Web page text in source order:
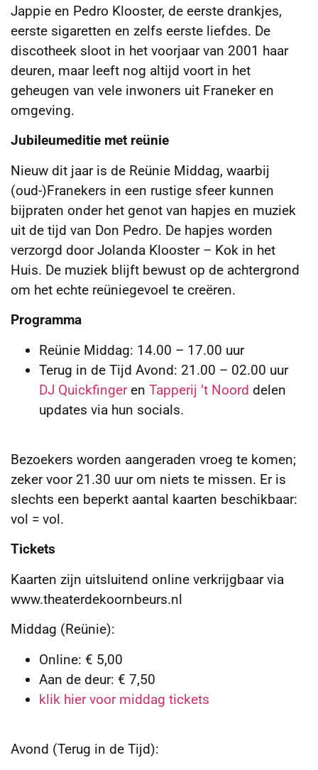
Jappie en Pedro Klooster, de eerste drankjes,
eerste sigaretten en zelfs eerste liefdes. De
discotheek sloot in het voorjaar van 2001 haar
deuren, maar leeft nog altijd voort in het
geheugen van vele inwoners uit Franeker en
omgeving.
Jubileumeditie met reünie
Nieuw dit jaar is de Reünie Middag, waarbij
(oud-)Franekers in een rustige sfeer kunnen
bijpraten onder het genot van hapjes en muziek
uit de tijd van Don Pedro. De hapjes worden
verzorgd door Jolanda Klooster – Kok in het
Huis. De muziek blijft bewust op de achtergrond
om het echte reüniegevoel te creëren.
Programma
Reünie Middag: 14.00 – 17.00 uur
Terug in de Tijd Avond: 21.00 – 02.00 uur
DJ Quickfingeren Tapperij ’t Noord delen
updates via hun socials.
Bezoekers worden aangeraden vroeg te komen;
zeker voor 21.30 uur om niets te missen. Er is
slechts een beperkt aantal kaarten beschikbaar:
vol = vol.
Tickets
Kaarten zijn uitsluitend online verkrijgbaar via
www.theaterdekoornbeurs.nl
Middag (Reünie):
Online: € 5,00
Aan de deur: € 7,50
klik hier voor middag tickets
Avond (Terug in de Tijd):